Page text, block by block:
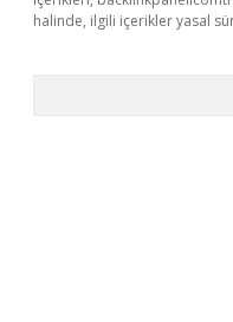
halinde, ilgili içerikler yasal